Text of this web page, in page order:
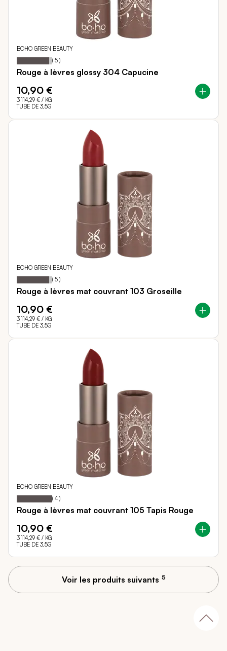
BOHO GREEN BEAUTY
Notation: 92
% of
( 5 )
Rouge à lèvres glossy 304 Capucine
10,90 €
3 114,29 € / KG
TUBE DE 3,5G
BOHO GREEN BEAUTY
Notation: 92
% of
( 5 )
Rouge à lèvres mat couvrant 103 Groseille
10,90 €
3 114,29 € / KG
TUBE DE 3,5G
BOHO GREEN BEAUTY
Notation: 100
% of
( 4 )
Rouge à lèvres mat couvrant 105 Tapis Rouge
10,90 €
3 114,29 € / KG
TUBE DE 3,5G
Voir les produits suivants 5